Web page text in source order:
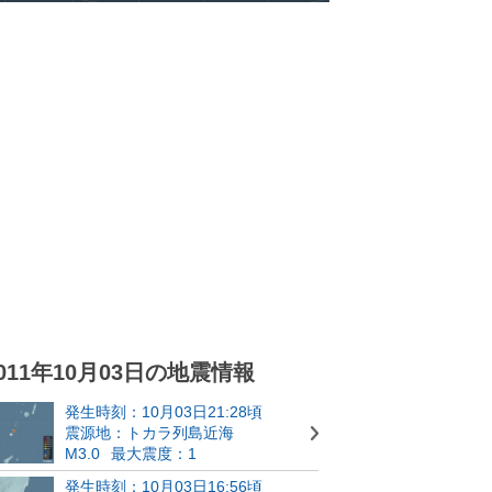
年10月03日の地震情報
発生時刻：10月03日21:28頃
震源地：トカラ列島近海
M3.0
最大震度：1
発生時刻：10月03日16:56頃